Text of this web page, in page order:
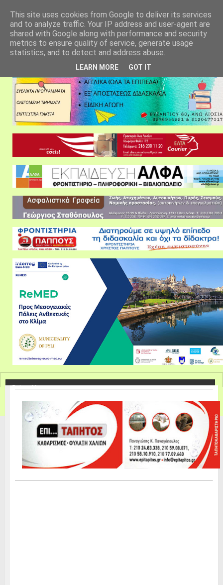
This site uses cookies from Google to deliver its services
and to analyze traffic. Your IP address and user-agent are
shared with Google along with performance and security
metrics to ensure quality of service, generate usage
statistics, and to detect and address abuse.
LEARN MORE GOT IT